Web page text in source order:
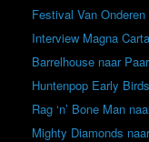
Festival Van Onderen
Interview Magna Carta
Barrelhouse naar
Huntenpop Early Birds
Rag ‘n’ Bone Man
Mighty Diamonds